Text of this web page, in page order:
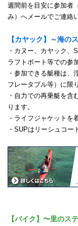
週間前を目安に参加者
み）へメールでご連絡
【カヤック】～海の
・カヌー、カヤック、
ラフトボート等での参
・参加できる艇種は、
フレータブル等）に限
・自力での再乗艇を含
ります。
・ライフジャケットを
・SUPはリーシュコー
【バイク】〜里のス